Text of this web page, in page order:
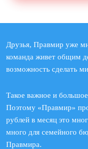
Друзья, Правмир уже
команда живет общим
возможность сделать
Такое важное и
Поэтому «Правмир»
рублей в месяц это
много для семейного
Правмира.